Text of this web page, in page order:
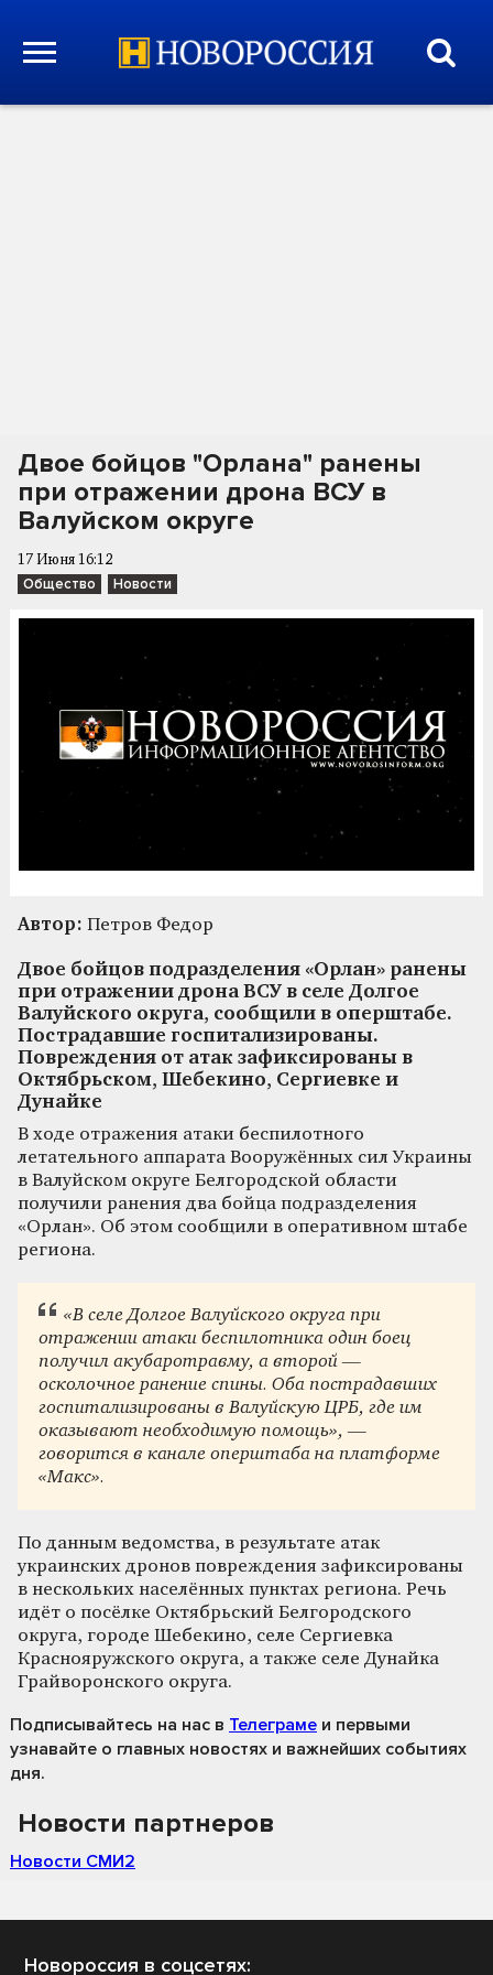
Двое бойцов "Орлана" ранены
при отражении дрона ВСУ в
Валуйском округе
17 Июня 16:12
Общество Новости
Автор: Петров Федор
Двое бойцов подразделения «Орлан» ранены
при отражении дрона ВСУ в селе Долгое
Валуйского округа, сообщили в оперштабе.
Пострадавшие госпитализированы.
Повреждения от атак зафиксированы в
Октябрьском, Шебекино, Сергиевке и
Дунайке
В ходе отражения атаки беспилотного
летательного аппарата Вооружённых сил Украины
в Валуйском округе Белгородской области
получили ранения два бойца подразделения
«Орлан». Об этом сообщили в оперативном штабе
региона.
«В селе Долгое Валуйского округа при
отражении атаки беспилотника один боец
получил акубаротравму, а второй —
осколочное ранение спины. Оба пострадавших
госпитализированы в Валуйскую ЦРБ, где им
оказывают необходимую помощь», —
говорится в канале оперштаба на платформе
«Макс».
По данным ведомства, в результате атак
украинских дронов повреждения зафиксированы
в нескольких населённых пунктах региона. Речь
идёт о посёлке Октябрьский Белгородского
округа, городе Шебекино, селе Сергиевка
Краснояружского округа, а также селе Дунайка
Грайворонского округа.
Подписывайтесь на нас в Телеграме и первыми
узнавайте о главных новостях и важнейших событиях
дня.
Новости партнеров
Новости СМИ2
Новороссия в соцсетях: